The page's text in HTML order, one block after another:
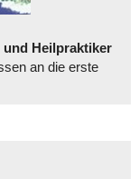
und Heilpraktiker
an die erste